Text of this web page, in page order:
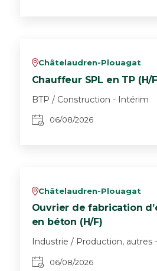
vChâtelaudren-Plouagat
Chauffeur SPL en TP (H/
BTP / Construction - Intérim
06/08/2026
vChâtelaudren-Plouagat
Ouvrier de fabrication
en béton (H/F)
Industrie / Production, autres
06/08/2026